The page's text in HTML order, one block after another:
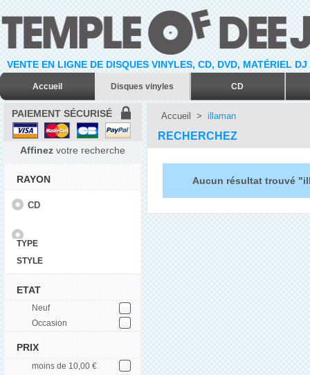
VENTE EN LIGNE DE DISQUES VINYLES, CD, DVD, MATÉRIEL
Accueil Disques vinyles CD
PAIEMENT SÉCURISÉ
Affinez votre recherche
RAYON
CD
TYPE
STYLE
ETAT
Neuf
Occasion
PRIX
moins de 10,00 €
Accueil > illaman
RECHERCHEZ
Aucun résultat trouvé